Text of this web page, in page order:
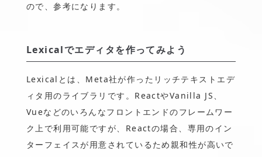
ので、参考になります。
Lexicalでエディタを作ってみよう
Lexicalとは、Meta社が作ったリッチテキストエデ
ィタ用のライブラリです。ReactやVanilla JS、
Vueなどのいろんなフロントエンドのフレームワー
ク上で利用可能ですが、Reactの場合、専用のイン
ターフェイスが用意されているため親和性が高いで